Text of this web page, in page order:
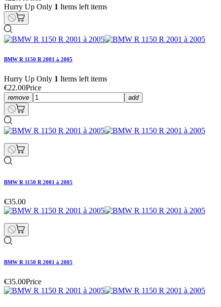
Hurry Up Only 1 Items left items
BMW R 1150 R 2001 à 2005
Hurry Up Only 1 Items left items
€22.00Price
remove add
BMW R 1150 R 2001 à 2005
€35.00
BMW R 1150 R 2001 à 2005
€35.00Price